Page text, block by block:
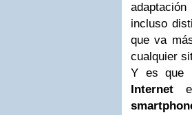
incluso
que va
cualquier
Y es que
Internet